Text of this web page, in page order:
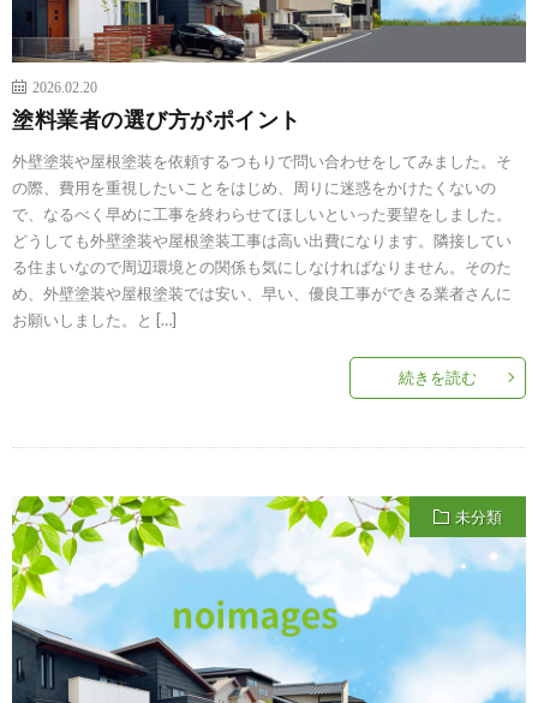
2026.02.20
塗料業者の選び方がポイント
外壁塗装や屋根塗装を依頼するつもりで問い合わせをしてみました。そ
の際、費用を重視したいことをはじめ、周りに迷惑をかけたくないの
で、なるべく早めに工事を終わらせてほしいといった要望をしました。
どうしても外壁塗装や屋根塗装工事は高い出費になります。隣接してい
る住まいなので周辺環境との関係も気にしなければなりません。そのた
め、外壁塗装や屋根塗装では安い、早い、優良工事ができる業者さんに
お願いしました。と […]
続きを読む
未分類